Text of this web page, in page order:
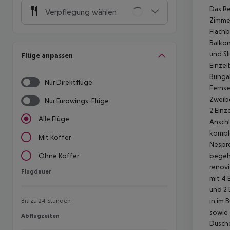
Verpflegung wählen
Flüge anpassen
Nur Direktflüge
Nur Eurowings-Flüge
Alle Flüge
Mit Koffer
Ohne Koffer
Flugdauer
Flugdauer
Bis zu 24 Stunden
Abflugzeiten
Abflugzeiten
Das
und
2
mit 4
und 2
in im
sowie